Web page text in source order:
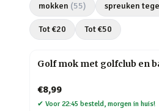
mokken (55) spreuken
Tot €20 Tot €50
Golf mok met golfclub en
€8,99
✔ Voor 22:45 besteld, morgen in huis!